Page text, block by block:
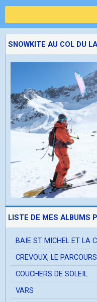
SNOWKITE AU COL DU
LISTE DE MES ALBUMS
BAIE ST MICHEL ET LA
CREVOUX, LE
COUCHERS DE SOLEIL
VARS